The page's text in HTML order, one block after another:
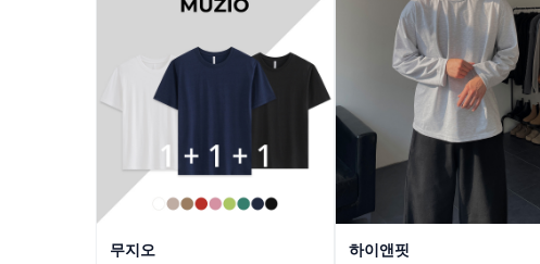
무지오 하이앤핏